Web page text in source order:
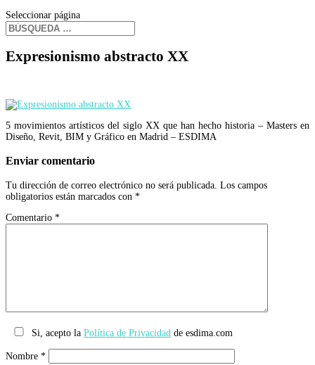
Seleccionar página
Expresionismo abstracto XX
5 movimientos artísticos del siglo XX que han hecho historia – Masters en
Diseño, Revit, BIM y Gráfico en Madrid – ESDIMA
Enviar comentario
Tu dirección de correo electrónico no será publicada. Los campos
obligatorios están marcados con *
Comentario *
Si, acepto la Política de Privacidad de esdima.com
Nombre *